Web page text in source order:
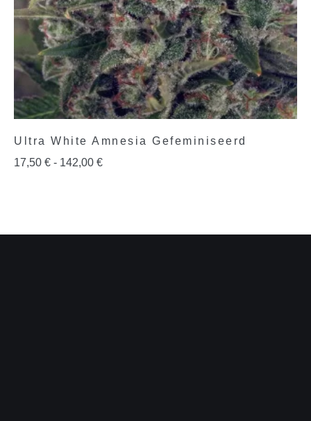
Ultra White Amnesia Gefeminiseerd
17,50 € - 142,00 €